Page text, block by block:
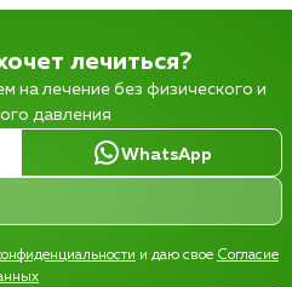
лечиться?
на лечение без физического и
давления
WhatsApp
и даю свое Согласие